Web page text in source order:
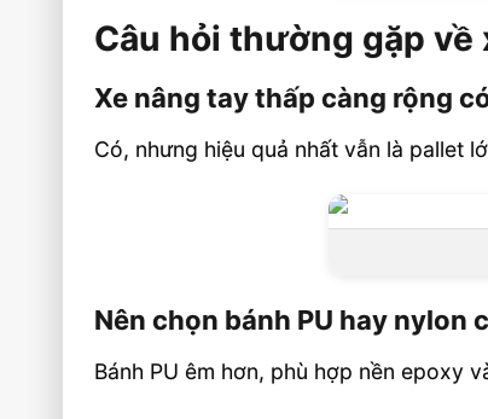
Câu hỏi thường gặp về
Xe nâng tay thấp càng rộng
Có, nhưng hiệu quả nhất vẫn là pallet
Nên chọn bánh PU hay nylon
Bánh PU êm hơn, phù hợp nền epoxy